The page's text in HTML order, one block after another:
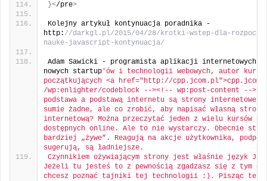
}</pre>
Kolejny artykuł kontynuacja poradnika -
http: //darkgl.pl/2015/04/28/krotki-wstep-dla-
nauke-javascript-kontynuacja/
Adam Sawicki - programista aplikacji internetowych,
nowych startup 'ów i technologii webowych, autor
początkujących <a href="http://
/wp:enlighter/codeblock --><!-- wp:post-content --
podstawa a podstawą internetu są strony internetowe.
sumie żadne, ale co zrobić, aby napisać własną stronę
internetową? Można przeczytać jeden z wielu kursów
dostępnych online. Ale to nie wystarczy. Obecnie
bardziej „żywe”. Reagują na akcje użytkownika,
sugerują, są ładniejsze.
Czynnikiem ożywiającym strony jest właśnie język
Jeżeli tu jesteś to z pewnością zgadzasz się z tym co
chcesz poznać tajniki tej technologii :). Pisząc ten